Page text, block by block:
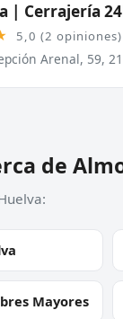
| Cerrajería
5,0 (2 opiniones)
Arenal, 59,
de
Mayores